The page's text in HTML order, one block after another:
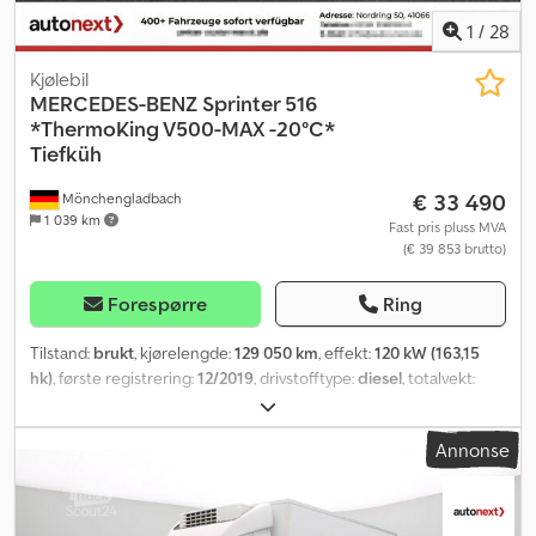
1 / 28
Mönchengladbach
1 039 km
Kjølebil
MERCEDES-BENZ Sprinter 516
*ThermoKing V500-MAX -20°C*
Tiefküh
€ 33 490
Fast pris pluss MVA
(€ 39 853 brutto)
Forespørre Ring
Tilstand: brukt, kjørelengde:129 050 km, effekt:120 kW (163,15
hk), første registrering:12/2019, drivstofftype:diesel, totalvekt:
mekanisk
antall seter:3, total lengde:6 246 mm, total bredde:2 135 mm,
ABS, elektronisk stabilitetsprogram (ESP), navigasjonssystem,
partikkelfilter, sentral låsing
Annonse